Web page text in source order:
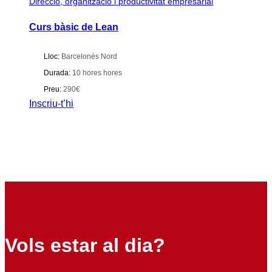
Curs bàsic de Lean
Lloc: Barcelonès Nord
Durada: 10 hores hores
Preu: 290€
Inscriu-t’hi
Vols estar al dia?